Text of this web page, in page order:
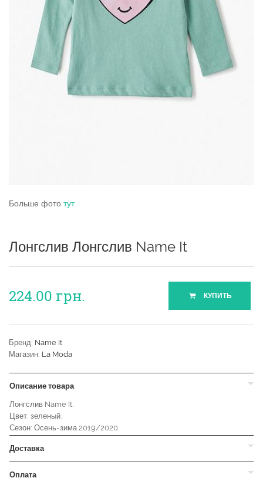
Больше фото тут
Лонгслив Лонгслив Name It
224.00 грн. КУПИТЬ
Бренд: Name It
Магазин: La Moda
Описание товара
Лонгслив Name It.
Цвет: зеленый.
Сезон: Осень-зима 2019/2020.
Доставка
Оплата